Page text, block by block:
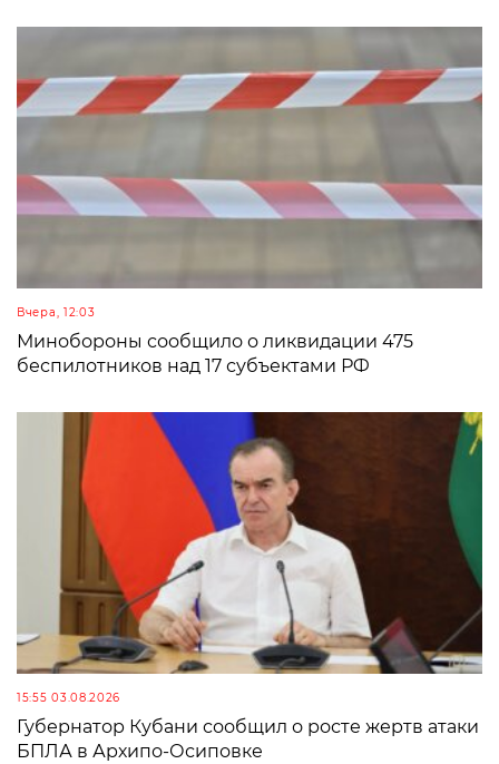
Вчера, 12:03
Минобороны сообщило о ликвидации 475
беспилотников над 17 субъектами РФ
15:55 03.08.2026
Губернатор Кубани сообщил о росте жертв атаки
БПЛА в Архипо-Осиповке